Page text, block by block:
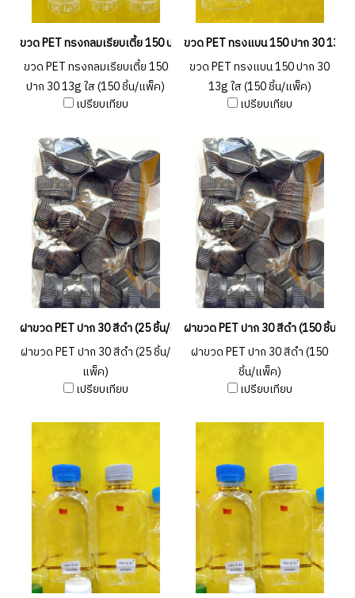
ขวด PET ทรงกลมเรียบเตี้ย 150 ปาก 30 13g ใส (150 ชิ้น/แพ็ค)
ขวด PET ทรงกลมเรียบเตี้ย 150
ปาก 30 13g ใส (150 ชิ้น/แพ็ค)
เปรียบเทียบ
ขวด PET ทรงแบน 150 ปาก 30 13g
ขวด PET ทรงแบน 150 ปาก 30
13g ใส (150 ชิ้น/แพ็ค)
เปรียบเทียบ
ฝาขวด PET ปาก 30 สีดำ (25 ชิ้น/แพ็ค)
ฝาขวด PET ปาก 30 สีดำ (25 ชิ้น/
แพ็ค)
เปรียบเทียบ
ฝาขวด PET ปาก 30 สีดำ (150 ชิ้น/แ
ฝาขวด PET ปาก 30 สีดำ (150
ชิ้น/แพ็ค)
เปรียบเทียบ